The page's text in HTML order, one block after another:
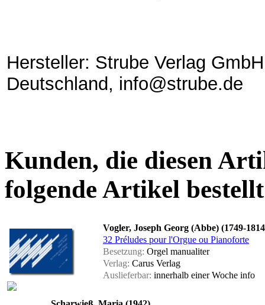
Hersteller: Strube Verlag
Deutschland, info@strube.de
Kunden, die diesen
folgende Artikel
Vogler, Joseph Georg (Abbe) (1749-
32 Préludes pour l'Orgue ou Pianoforte
Besetzung: Orgel manualiter
Verlag: Carus Verlag
Auslieferbar: innerhalb einer Woche info